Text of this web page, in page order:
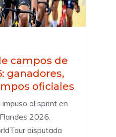
campos de
ganadores,
oficiales
impuso al sprint en
2026,
disputada